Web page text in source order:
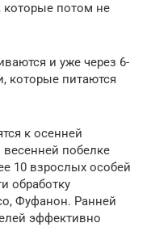
потом не
и уже через 6-
которые питаются
к осенней
весенней побелке
10 взрослых особей
обработку
Фуфанон. Ранней
эффективно